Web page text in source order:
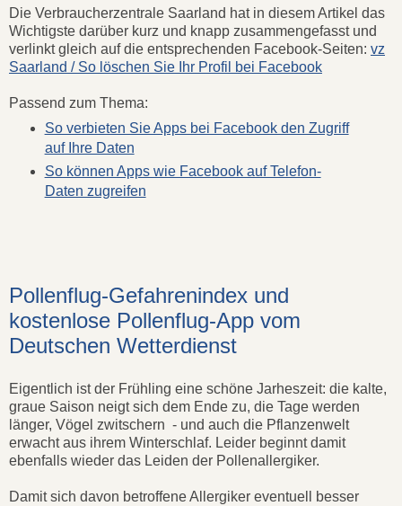
Die Verbraucherzentrale Saarland hat in diesem Artikel das
Wichtigste darüber kurz und knapp zusammengefasst und
verlinkt gleich auf die entsprechenden Facebook-Seiten: vz
Saarland / So löschen Sie Ihr Profil bei Facebook
Passend zum Thema:
So verbieten Sie Apps bei Facebook den Zugriff
auf Ihre Daten
So können Apps wie Facebook auf Telefon-
Daten zugreifen
Pollenflug-Gefahrenindex und
kostenlose Pollenflug-App vom
Deutschen Wetterdienst
Eigentlich ist der Frühling eine schöne Jarheszeit: die kalte,
graue Saison neigt sich dem Ende zu, die Tage werden
länger, Vögel zwitschern - und auch die Pflanzenwelt
erwacht aus ihrem Winterschlaf. Leider beginnt damit
ebenfalls wieder das Leiden der Pollenallergiker.
Damit sich davon betroffene Allergiker eventuell besser